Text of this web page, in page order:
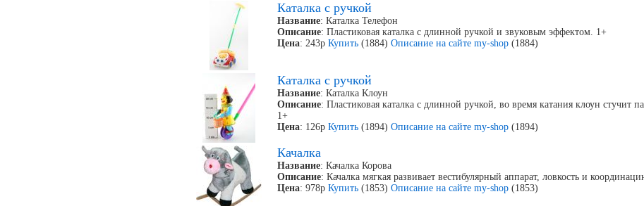
Каталка с ручкой
Название: Каталка Телефон
Описание: Пластиковая каталка с длинной ручкой и звуковым эффектом. 1+
Цена: 243рКупить (1884)Описание на сайте my-shop (1884)
Каталка с ручкой
Название: Каталка Клоун
Описание: Пластиковая каталка с длинной ручкой, во время катания клоун стучит
1+
Цена: 126рКупить (1894)Описание на сайте my-shop (1894)
Качалка
Название: Качалка Корова
Описание: Качалка мягкая развивает вестибулярный аппарат, ловкость и
Цена: 978рКупить (1853)Описание на сайте my-shop (1853)